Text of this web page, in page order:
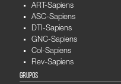
ART-Sapiens
ASC-Sapiens
DTI-Sapiens
GNC-Sapiens
Col-Sapiens
Rev-Sapiens
GRUPOS